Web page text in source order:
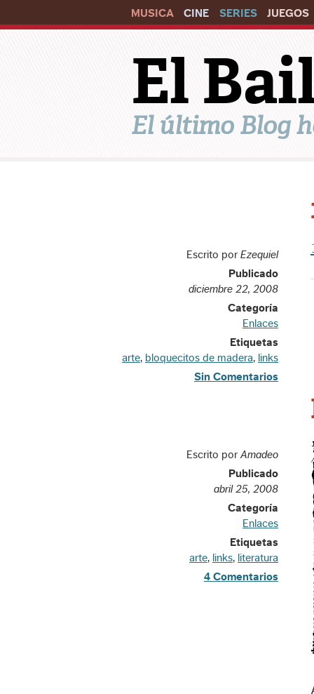
MUSICA CINE SERIES JUEGOS
El
El último Blog
Escrito porEzequiel
Publicado
diciembre 22, 2008
Categoría
Enlaces
Etiquetas
arte, bloquecitos de madera, links
Sin Comentarios
Escrito porAmadeo
Publicado
abril 25, 2008
Categoría
Enlaces
Etiquetas
arte, links, literatura
4 Comentarios